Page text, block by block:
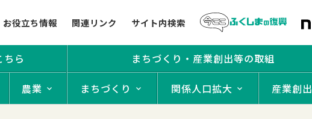
お役立ち情報 関連リンク サイト内検索
ら
農業
まちづくり・産業創出等の取組
まちづくり 関係人口拡大 産業創出